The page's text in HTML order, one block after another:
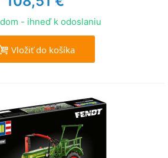
- ihneď k odoslaniu
Vložiť do košíka